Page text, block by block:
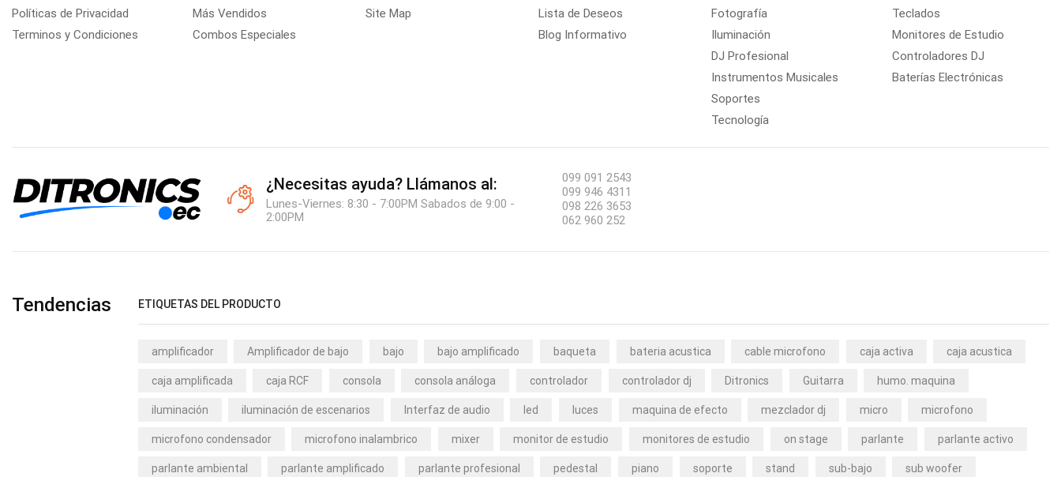
Políticas de Privacidad
Terminos y Condiciones
Más Vendidos
Combos Especiales
Site Map
Lista de Deseos
Blog Informativo
Fotografía
Iluminación
DJ Profesional
Instrumentos Musicales
Soportes
Tecnología
Teclados
Monitores de Estudio
Controladores DJ
Baterías Electrónicas
¿Necesitas ayuda? Llámanos al:
Lunes-Viernes: 8:30 - 7:00PM Sabados de 9:00 -
2:00PM
099 091 2543
099 946 4311
098 226 3653
062 960 252
Tendencias ETIQUETAS DEL PRODUCTO
amplificador Amplificador de bajo bajo bajo amplificado baqueta bateria acustica cable microfono caja activa caja acustica
caja amplificada caja RCF consola consola análoga controlador controlador dj Ditronics Guitarra humo. maquina
iluminación iluminación de escenarios Interfaz de audio led luces maquina de efecto mezclador dj micro microfono
microfono condensador microfono inalambrico mixer monitor de estudio monitores de estudio on stage parlante parlante activo
parlante ambiental parlante amplificado parlante profesional pedestal piano soporte stand sub-bajo sub woofer